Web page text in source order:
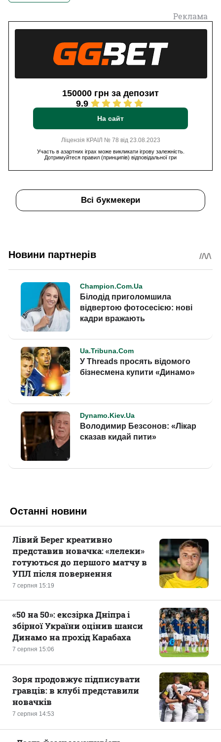
Реклама
150000 грн за депозит
9.9
На сайт
Ліцензія КРАІЛ № 78 від 23.08.2023
Участь в азартних іграх може викликати ігрову залежність.
Дотримуйтеся правил (принципів) відповідальної гри
Всі букмекери
Останні новини
7 серпня 15:19
Лівий Берег креативно
представив новачка: «лелеки»
готуються до першого матчу в
УПЛ після повернення
7 серпня 15:06
«50 на 50»: ексзірка Дніпра і
збірної України оцінив шанси
Динамо на прохід Карабаха
7 серпня 14:53
Зоря продовжує підписувати
гравців: в клубі представили
новачків